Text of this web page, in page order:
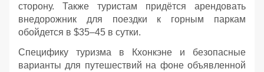
сторону. Также туристам придётся арендовать
внедорожник для поездки к горным паркам
обойдется в $35–45 в сутки.
Специфику туризма в Кхонкэне и безопасные
варианты для путешествий на фоне объявленной